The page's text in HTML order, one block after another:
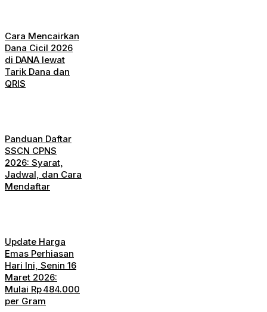
Cara Mencairkan
Dana Cicil 2026
di DANA lewat
Tarik Dana dan
QRIS
Panduan Daftar
SSCN CPNS
2026: Syarat,
Jadwal, dan Cara
Mendaftar
Update Harga
Emas Perhiasan
Hari Ini, Senin 16
Maret 2026:
Mulai Rp 484.000
per Gram